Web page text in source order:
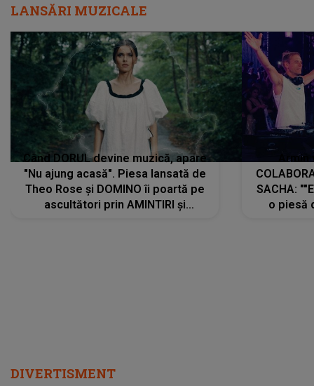
LANSĂRI MUZICALE
Când DORUL devine muzică, apare
"Nu ajung acasă". Piesa lansată de
Theo Rose și DOMINO îi poartă pe
ascultători prin AMINTIRI și
SACHA:
o piesă
DIVERTISMENT